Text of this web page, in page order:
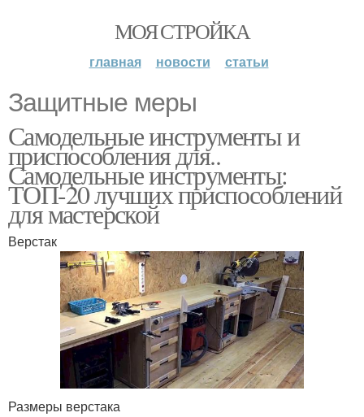
МОЯ СТРОЙКА
главная новости статьи
Защитные меры
Самодельные инструменты и
приспособления для..
Самодельные инструменты:
ТОП-20 лучших приспособлений
для мастерской
Верстак
Размеры верстака